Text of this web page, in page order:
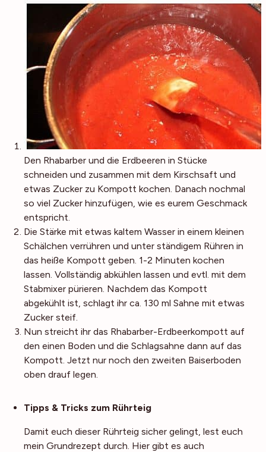
Den Rhabarber und die Erdbeeren in Stücke
schneiden und zusammen mit dem Kirschsaft und
etwas Zucker zu Kompott kochen. Danach nochmal
so viel Zucker hinzufügen, wie es eurem Geschmack
entspricht.
Die Stärke mit etwas kaltem Wasser in einem kleinen
Schälchen verrühren und unter ständigem Rühren in
das heiße Kompott geben. 1-2 Minuten kochen
lassen. Vollständig abkühlen lassen und evtl. mit dem
Stabmixer pürieren. Nachdem das Kompott
abgekühlt ist, schlagt ihr ca. 130 ml Sahne mit etwas
Zucker steif.
Nun streicht ihr das Rhabarber-Erdbeerkompott auf
den einen Boden und die Schlagsahne dann auf das
Kompott. Jetzt nur noch den zweiten Baiserboden
oben drauf legen.
Tipps & Tricks zum Rührteig
Damit euch dieser Rührteig sicher gelingt, lest euch
mein Grundrezept durch. Hier gibt es auch